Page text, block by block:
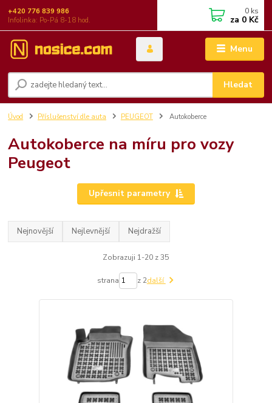
Menu
Hledat
+420 776 839 986
Infolinka: Po-Pá 8-18 hod.
0 ks
za 0 Kč
Úvod Příslušenství dle auta PEUGEOT Autokoberce
Autokoberce na míru pro vozy
Peugeot
Upřesnit parametry
Nejnovější Nejlevnější Nejdražší
Zobrazuji 1-20 z 35
strana z 2další